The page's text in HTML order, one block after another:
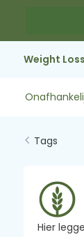
Weight
Tags
Hier